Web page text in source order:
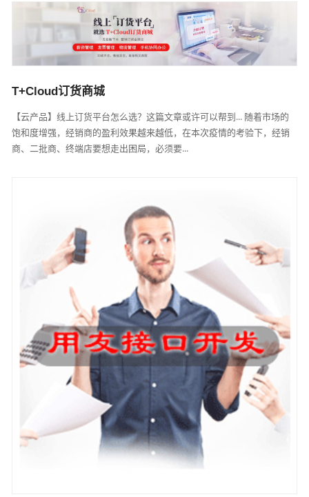
T+Cloud订货商城
【云产品】线上订货平台怎么选？这篇文章或许可以帮到... 随着市场的
饱和度增强，经销商的盈利效果越来越低，在本次疫情的考验下，经销
商、二批商、终端店要想走出困局，必须要...